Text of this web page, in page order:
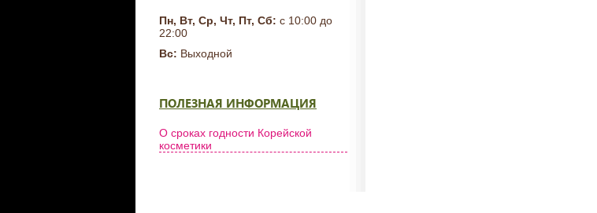
Пн, Вт, Ср, Чт, Пт, Сб: с 10:00 до
22:00
Вс: Выходной
ПОЛЕЗНАЯ ИНФОРМАЦИЯ
О сроках годности Корейской
косметики